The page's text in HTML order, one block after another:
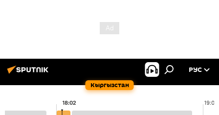
Кыргызстан
РУС
19:00
18:02